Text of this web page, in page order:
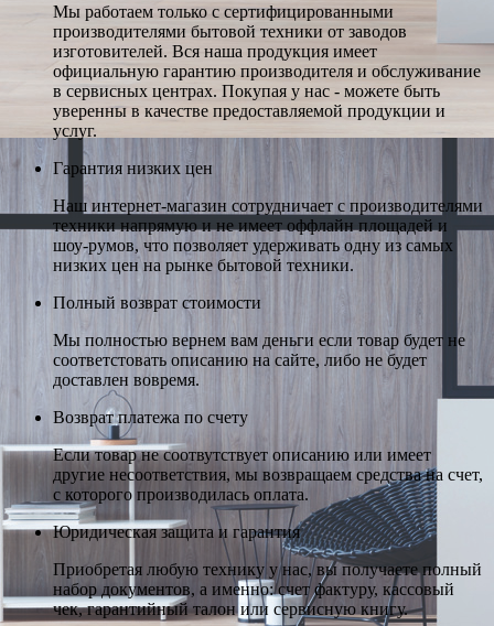
Мы работаем только с сертифицированными
производителями бытовой техники от заводов
изготовителей. Вся наша продукция имеет
официальную гарантию производителя и обслуживание
в сервисных центрах. Покупая у нас - можете быть
уверенны в качестве предоставляемой продукции и
услуг.
Гарантия низких цен
Наш интернет-магазин сотрудничает с производителями
техники напрямую и не имеет оффлайн площадей и
шоу-румов, что позволяет удерживать одну из самых
низких цен на рынке бытовой техники.
Полный возврат стоимости
Мы полностью вернем вам деньги если товар будет не
соответстовать описанию на сайте, либо не будет
доставлен вовремя.
Возврат платежа по счету
Если товар не соотвутствует описанию или имеет
другие несоответствия, мы возвращаем средства на счет,
с которого производилась оплата.
Юридическая защита и гарантия
Приобретая любую технику у нас, вы получаете полный
набор документов, а именно: счет фактуру, кассовый
чек, гарантийный талон или сервисную книгу.